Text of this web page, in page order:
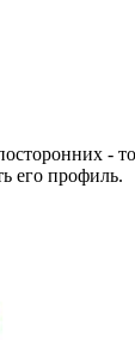
-
его профиль.